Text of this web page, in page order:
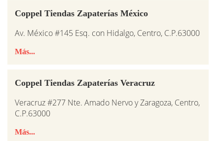
Coppel Tiendas Zapaterías México
Av. México #145 Esq. con Hidalgo, Centro, C.P.63000
Más...
Coppel Tiendas Zapaterías Veracruz
Veracruz #277 Nte. Amado Nervo y Zaragoza, Centro,
C.P.63000
Más...